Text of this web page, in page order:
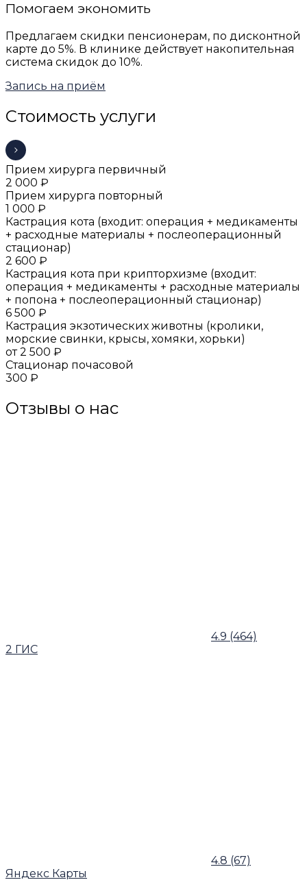
Помогаем экономить
Предлагаем скидки пенсионерам, по дисконтной
карте до 5%. В клинике действует накопительная
система скидок до 10%.
Запись на приём
Стоимость услуги
Прием хирурга первичный
2 000 ₽
Прием хирурга повторный
1 000 ₽
Кастрация кота (входит: операция + медикаменты
+ расходные материалы + послеоперационный
стационар)
2 600 ₽
Кастрация кота при крипторхизме (входит:
операция + медикаменты + расходные материалы
+ попона + послеоперационный стационар)
6 500 ₽
Кастрация экзотических животны (кролики,
морские свинки, крысы, хомяки, хорьки)
от 2 500 ₽
Стационар почасовой
300 ₽
Отзывы о нас
4.9 (464)
2 ГИС
4.8 (67)
Яндекс Карты